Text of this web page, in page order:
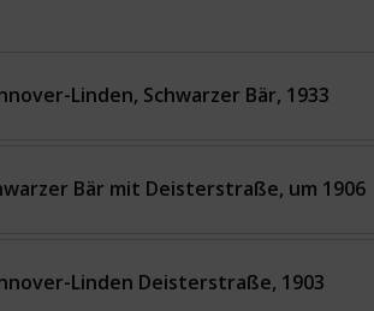
Linden, Schwarzer Bär, 1933
Bär mit Deisterstraße, um 1906
Linden Deisterstraße, 1903